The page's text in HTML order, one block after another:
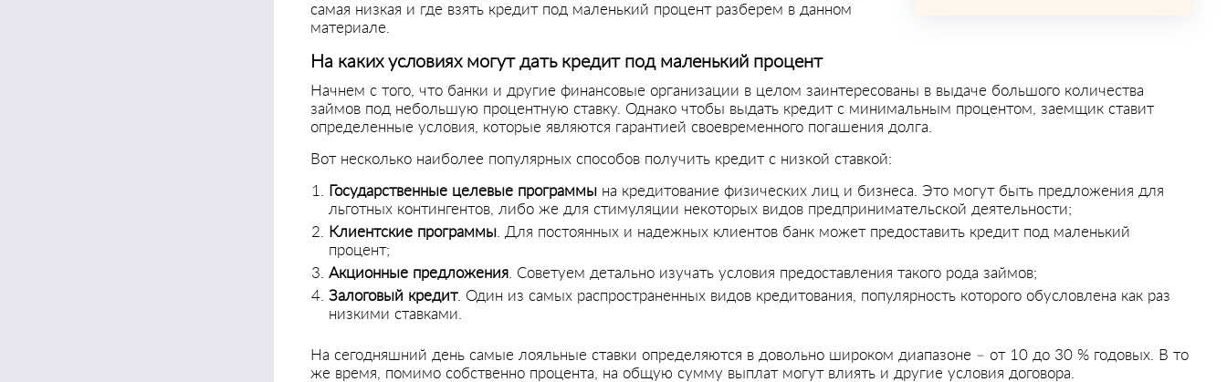
самая низкая и где взять кредит под маленький процент разберем в данном
материале.
На каких условиях могут дать кредит под маленький процент
Начнем с того, что банки и другие финансовые организации в целом заинтересованы в выдаче большого количества
займов под небольшую процентную ставку. Однако чтобы выдать кредит с минимальным процентом, заемщик ставит
определенные условия, которые являются гарантией своевременного погашения долга.
Вот несколько наиболее популярных способов получить кредит с низкой ставкой:
Государственные целевые программы на кредитование физических лиц и бизнеса. Это могут быть предложения для
льготных контингентов, либо же для стимуляции некоторых видов предпринимательской деятельности;
Клиентские программы . Для постоянных и надежных клиентов банк может предоставить кредит под маленький
процент;
Акционные предложения . Советуем детально изучать условия предоставления такого рода займов;
Залоговый кредит. Один из самых распространенных видов кредитования, популярность которого обусловлена как раз
низкими ставками.
На сегодняшний день самые лояльные ставки определяются в довольно широком диапазоне – от 10 до 30 % годовых. В то
же время, помимо собственно процента, на общую сумму выплат могут влиять и другие условия договора.